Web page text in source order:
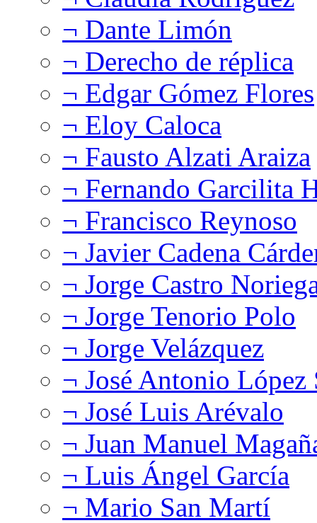
¬ Dante Limón
¬ Derecho de réplica
¬ Edgar Gómez Flores
¬ Eloy Caloca
¬ Fausto Alzati Araiza
¬ Fernando Garcilita
¬ Francisco Reynoso
¬ Javier Cadena
¬ Jorge Castro
¬ Jorge Tenorio Polo
¬ Jorge Velázquez
¬ José Antonio López
¬ José Luis Arévalo
¬ Juan Manuel
¬ Luis Ángel García
¬ Mario San Martí